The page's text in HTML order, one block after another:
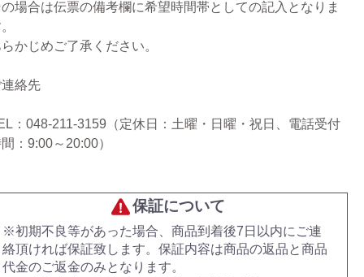
場合は伝票の備考欄に希望時間帯としての記入となりま
かじめご了承ください。
絡先
：048-211-3159（定休日：土曜・日曜・祝日、電話受付
：9:00～20:00）
保証について
※初期不良等があった場合、商品到着後7日以内にご連
絡頂ければ保証致します。保証内容は商品の返品と商品
代金のご返金のみとなります。